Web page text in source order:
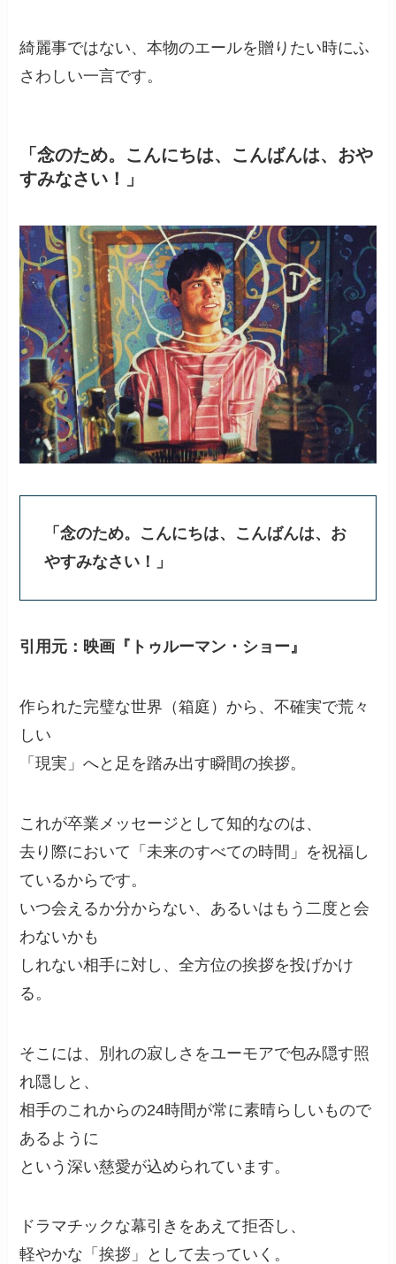
綺麗事ではない、本物のエールを贈りたい時にふ
さわしい一言です。
「念のため。こんにちは、こんばんは、おや
すみなさい！」
「念のため。こんにちは、こんばんは、お
やすみなさい！」
引用元：映画『トゥルーマン・ショー』
作られた完璧な世界（箱庭）から、不確実で荒々
しい
「現実」へと足を踏み出す瞬間の挨拶。
これが卒業メッセージとして知的なのは、
去り際において「未来のすべての時間」を祝福し
ているからです。
いつ会えるか分からない、あるいはもう二度と会
わないかも
しれない相手に対し、全方位の挨拶を投げかけ
る。
そこには、別れの寂しさをユーモアで包み隠す照
れ隠しと、
相手のこれからの24時間が常に素晴らしいもので
あるように
という深い慈愛が込められています。
ドラマチックな幕引きをあえて拒否し、
軽やかな「挨拶」として去っていく。